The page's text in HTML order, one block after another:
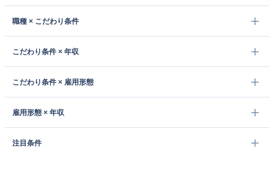
職種 × こだわり条件
こだわり条件 × 年収
こだわり条件 × 雇用形態
雇用形態 × 年収
注目条件